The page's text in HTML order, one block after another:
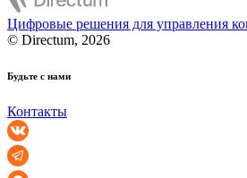
Цифровые решения для управления
© Directum, 2026
Будьте с нами
Контакты